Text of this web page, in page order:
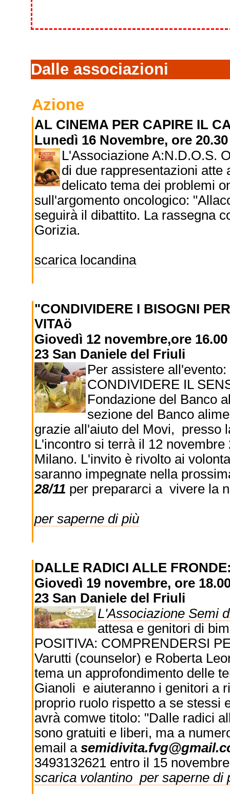
Dalle associazioni
Azione
AL CINEMA PER CAPIRE IL
Lunedì 16 Novembre, ore
L'Associazione A:N.D.O.S.
di due rappresentazioni atte
delicato tema dei problemi
sull'argomento oncologico:
seguirà il dibattito. La rassegna
Gorizia.
scarica locandina
"CONDIVIDERE I BISOGNI
VITAö
Giovedì 12 novembre,ore
23 San Daniele del Friuli
Per assistere
CONDIVIDERE IL
Fondazione del Banco
sezione del Banco
grazie all'aiuto del Movi, presso
L'incontro si terrà il 12
Milano. L'invito è rivolto ai
saranno impegnate nella
28/11 per prepararci a vivere la
per saperne di più
DALLE RADICI ALLE
Giovedì 19 novembre, ore
23 San Daniele del Friuli
L'Associazione Semi
attesa e genitori di
POSITIVA: COMPRENDERSI
Varutti (counselor) e Roberta
tema un approfondimento delle
Gianoli e aiuteranno i genitori a
proprio ruolo rispetto a se stessi
avrà comwe titolo: "Dalle radici
sono gratuiti e liberi, ma a
email a
3493132621 entro il 15
scarica volantino per saperne di